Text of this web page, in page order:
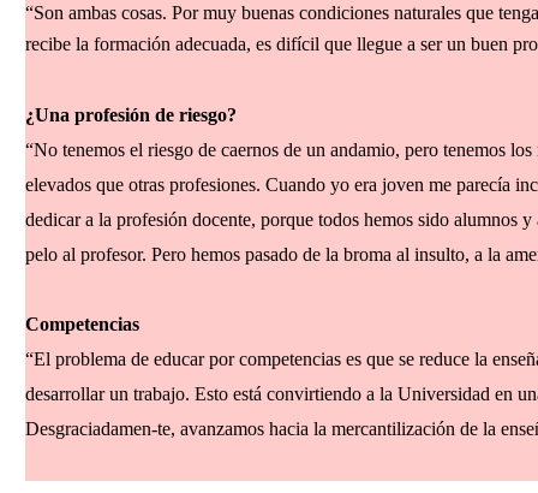
“Son ambas cosas. Por muy buenas condiciones naturales que
recibe la formación adecuada, es difícil que llegue a ser un buen
¿Una profesión de riesgo?
“No tenemos el riesgo de caernos de un andamio, pero tenemos
elevados que otras profesiones. Cuando yo era joven me parecía
dedicar a la profesión docente, porque todos hemos sido alumnos
pelo al profesor. Pero hemos pasado de la broma al insulto, a la
Competencias
“El problema de educar por competencias es que se reduce la
desarrollar un trabajo. Esto está convirtiendo a la Universidad en
Desgraciadamen-te, avanzamos hacia la mercantilización de la